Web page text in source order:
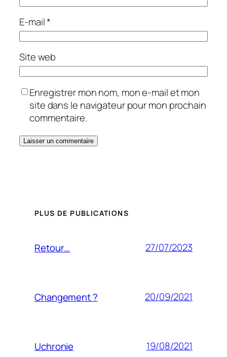
E-mail*
Site web
Enregistrer mon nom, mon e-mail et mon
site dans le navigateur pour mon prochain
commentaire.
PLUS DE PUBLICATIONS
Retour… 27/07/2023
Changement ? 20/09/2021
Uchronie 19/08/2021